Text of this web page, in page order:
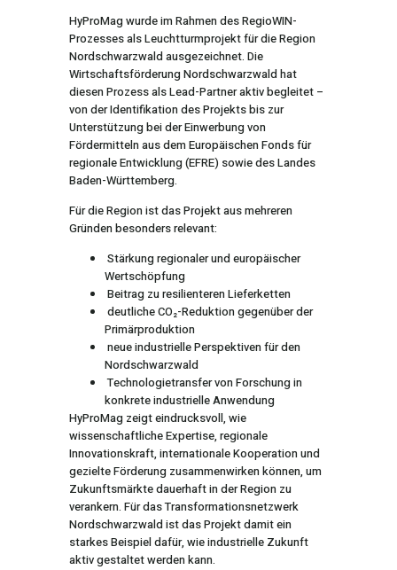
HyProMag wurde im Rahmen des RegioWIN-
Prozesses als Leuchtturmprojekt für die Region
Nordschwarzwald ausgezeichnet. Die
Wirtschaftsförderung Nordschwarzwald hat
diesen Prozess als Lead-Partner aktiv begleitet –
von der Identifikation des Projekts bis zur
Unterstützung bei der Einwerbung von
Fördermitteln aus dem Europäischen Fonds für
regionale Entwicklung (EFRE) sowie des Landes
Baden-Württemberg.
Für die Region ist das Projekt aus mehreren
Gründen besonders relevant:
Stärkung regionaler und europäischer
Wertschöpfung
Beitrag zu resilienteren Lieferketten
deutliche CO₂-Reduktion gegenüber der
Primärproduktion
neue industrielle Perspektiven für den
Nordschwarzwald
Technologietransfer von Forschung in
konkrete industrielle Anwendung
HyProMag zeigt eindrucksvoll, wie
wissenschaftliche Expertise, regionale
Innovationskraft, internationale Kooperation und
gezielte Förderung zusammenwirken können, um
Zukunftsmärkte dauerhaft in der Region zu
verankern. Für das Transformationsnetzwerk
Nordschwarzwald ist das Projekt damit ein
starkes Beispiel dafür, wie industrielle Zukunft
aktiv gestaltet werden kann.